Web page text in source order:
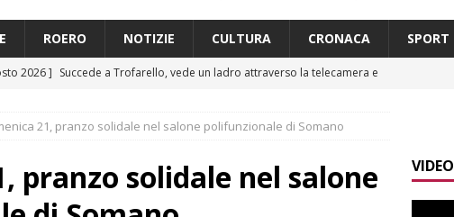
ROERO NOTIZIE CULTURA CRONACA SPORT
2026 ] Succede a Trofarello, vede un ladro attraverso la telecamera e
2026 ] Domani Alba celebra il patrono San Lorenzo
ALBA
2026 ]
A Grinzane Cavour sono finiti i lavori in via Garibaldi e alla
al Gallo
21, pranzo solidale nel salone polifunzionale di Somano
pranzo solidale nel salone
VIDEO